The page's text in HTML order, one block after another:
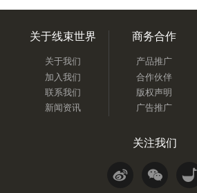
关于线束世界
关于我们
加入我们
联系我们
新闻资讯
商务合作
产品推广
合作伙伴
版权声明
广告推广
关注我们